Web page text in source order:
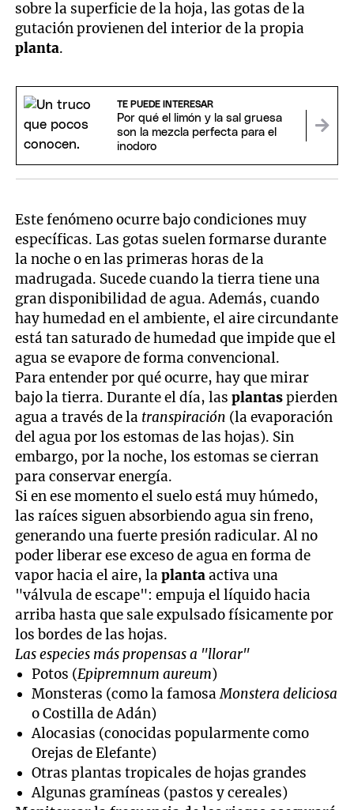
sobre la superficie de la hoja, las gotas de la
gutación provienen del interior de la propia
planta.
TE PUEDE INTERESAR
Por qué el limón y la sal gruesa
son la mezcla perfecta para el
inodoro
Este fenómeno ocurre bajo condiciones muy
específicas. Las gotas suelen formarse durante
la noche o en las primeras horas de la
madrugada. Sucede cuando la tierra tiene una
gran disponibilidad de agua. Además, cuando
hay humedad en el ambiente, el aire circundante
está tan saturado de humedad que impide que el
agua se evapore de forma convencional.
Para entender por qué ocurre, hay que mirar
bajo la tierra. Durante el día, lasplantaspierden
agua a través de la transpiración (la evaporación
del agua por los estomas de las hojas). Sin
embargo, por la noche, los estomas se cierran
para conservar energía.
Si en ese momento el suelo está muy húmedo,
las raíces siguen absorbiendo agua sin freno,
generando una fuerte presión radicular. Al no
poder liberar ese exceso de agua en forma de
vapor hacia el aire, laplantaactiva una
"válvula de escape": empuja el líquido hacia
arriba hasta que sale expulsado físicamente por
los bordes de las hojas.
Las especies más propensas a "llorar"
Potos (Epipremnum aureum)
Monsteras (como la famosaMonstera deliciosa
o Costilla de Adán)
Alocasias (conocidas popularmente como
Orejas de Elefante)
Otras plantas tropicales de hojas grandes
Algunas gramíneas (pastos y cereales)